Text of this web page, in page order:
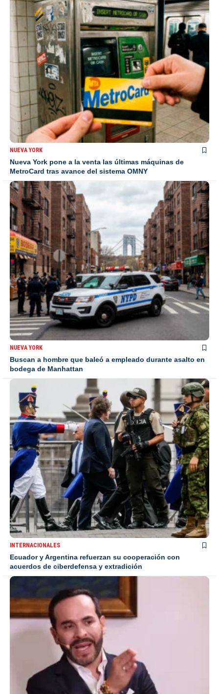
NUEVA YORK
Nueva York pone a la venta las últimas máquinas de
MetroCard tras avance del sistema OMNY
NUEVA YORK
Buscan a hombre que baleó a empleado durante asalto en
bodega de Manhattan
INTERNACIONALES
Ecuador y Argentina refuerzan su cooperación con
acuerdos de ciberdefensa y extradición